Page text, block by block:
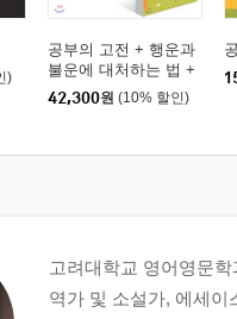
)
공부의 고전 + 행운과
불운에 대처하는 법 +
마음의 평온을 얻는 법
세트
42,300원 (10% 할인)
고려대학교 영어영문
역가 및 소설가, 에세